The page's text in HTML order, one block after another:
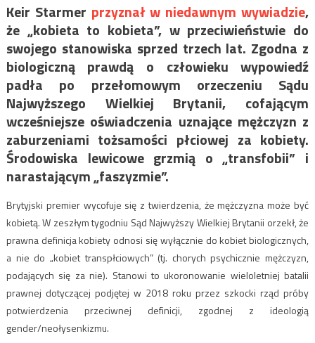
Keir Starmer przyznał w niedawnym wywiadzie,
że „kobieta to kobieta”, w przeciwieństwie do
swojego stanowiska sprzed trzech lat. Zgodna z
biologiczną prawdą o człowieku wypowiedź
padła po przełomowym orzeczeniu Sądu
Najwyższego Wielkiej Brytanii, cofającym
wcześniejsze oświadczenia uznające mężczyzn z
zaburzeniami tożsamości płciowej za kobiety.
Środowiska lewicowe grzmią o „transfobii” i
narastającym „faszyzmie”.
Brytyjski premier wycofuje się z twierdzenia, że mężczyzna może być
kobietą. W zeszłym tygodniu Sąd Najwyższy Wielkiej Brytanii orzekł, że
prawna definicja kobiety odnosi się wyłącznie do kobiet biologicznych,
a nie do „kobiet transpłciowych” (tj. chorych psychicznie mężczyzn,
podających się za nie). Stanowi to ukoronowanie wieloletniej batalii
prawnej dotyczącej podjętej w 2018 roku przez szkocki rząd próby
potwierdzenia przeciwnej definicji, zgodnej z ideologią
gender/neołysenkizmu.